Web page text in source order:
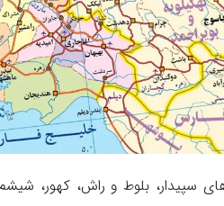
سپیدار، بلوط و راش، کهور،